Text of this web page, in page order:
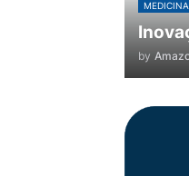
MEDICINA
by